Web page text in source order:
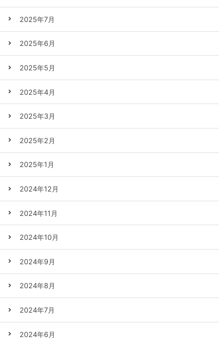
2025年7月
2025年6月
2025年5月
2025年4月
2025年3月
2025年2月
2025年1月
2024年12月
2024年11月
2024年10月
2024年9月
2024年8月
2024年7月
2024年6月